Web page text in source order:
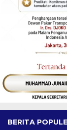
BERITA